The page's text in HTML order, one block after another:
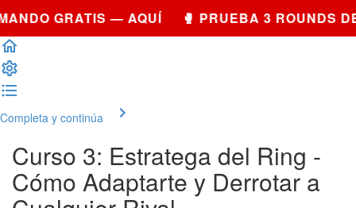
GRATIS — AQUÍ 🥊 PRUEBA 3 ROUNDS
Completa y continúa
Curso 3: Estratega del Ring -
Cómo Adaptarte y Derrotar a